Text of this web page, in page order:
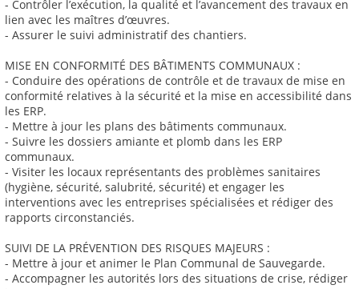
- Contrôler l’exécution, la qualité et l’avancement des travaux en
lien avec les maîtres d’œuvres.
- Assurer le suivi administratif des chantiers.
MISE EN CONFORMITÉ DES BÂTIMENTS COMMUNAUX :
- Conduire des opérations de contrôle et de travaux de mise en
conformité relatives à la sécurité et la mise en accessibilité dans
les ERP.
- Mettre à jour les plans des bâtiments communaux.
- Suivre les dossiers amiante et plomb dans les ERP
communaux.
- Visiter les locaux représentants des problèmes sanitaires
(hygiène, sécurité, salubrité, sécurité) et engager les
interventions avec les entreprises spécialisées et rédiger des
rapports circonstanciés.
SUIVI DE LA PRÉVENTION DES RISQUES MAJEURS :
- Mettre à jour et animer le Plan Communal de Sauvegarde.
- Accompagner les autorités lors des situations de crise, rédiger